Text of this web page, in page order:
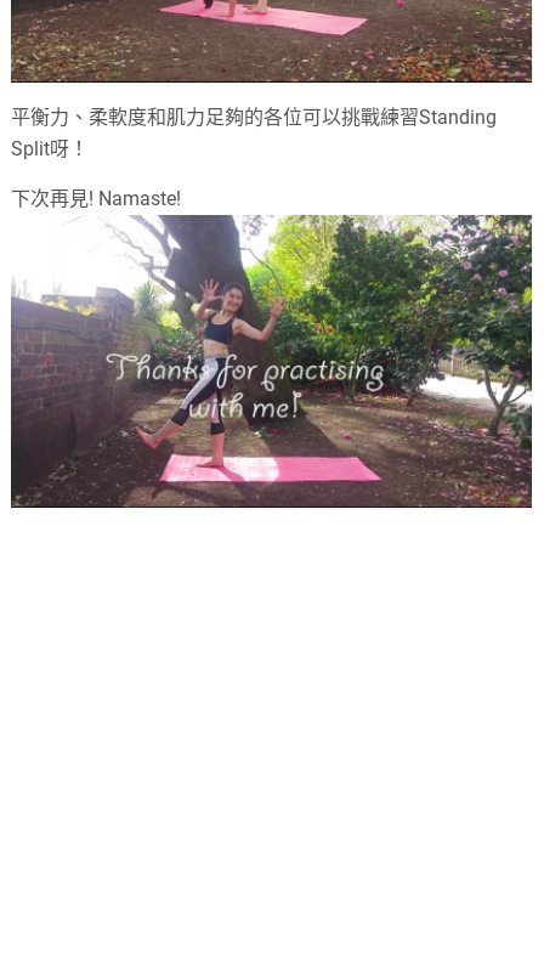
平衡力、柔軟度和肌力足夠的各位可以挑戰練習Standing
Split呀！
下次再見! Namaste!